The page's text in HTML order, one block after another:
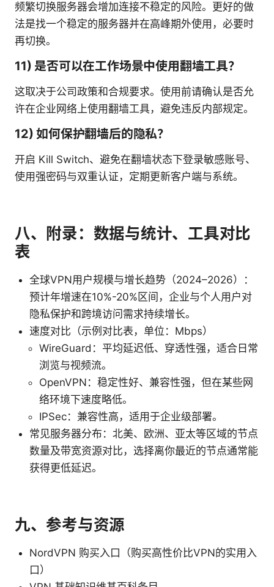
频繁切换服务器会增加连接不稳定的风险。更好的做
法是找一个稳定的服务器并在高峰期外使用，必要时
再切换。
11) 是否可以在工作场景中使用翻墙工具？
这取决于公司政策和合规要求。使用前请确认是否允
许在企业网络上使用翻墙工具，避免违反内部规定。
12) 如何保护翻墙后的隐私？
开启 Kill Switch、避免在翻墙状态下登录敏感账号、
使用强密码与双重认证，定期更新客户端与系统。
八、附录：数据与统计、工具对比
表
全球VPN用户规模与增长趋势（2024–2026）：
预计年增速在10%-20%区间，企业与个人用户对
隐私保护和跨境访问需求持续增长。
速度对比（示例对比表，单位：Mbps）
WireGuard：平均延迟低、穿透性强，适合日常
浏览与视频流。
OpenVPN：稳定性好、兼容性强，但在某些网
络环境下速度略低。
IPSec：兼容性高，适用于企业级部署。
常见服务器分布：北美、欧洲、亚太等区域的节点
数量及带宽资源对比，选择离你最近的节点通常能
获得更低延迟。
九、参考与资源
NordVPN 购买入口（购买高性价比VPN的实用入
口）